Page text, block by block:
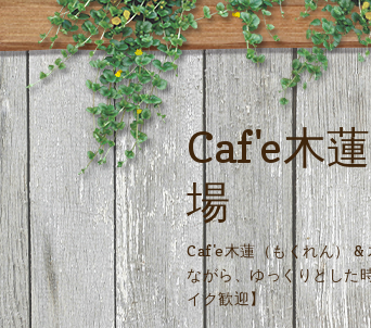
Caf'e木
場
Caf'e木蓮（もくれん） &
ながら、ゆっくりとした
イク歓迎】